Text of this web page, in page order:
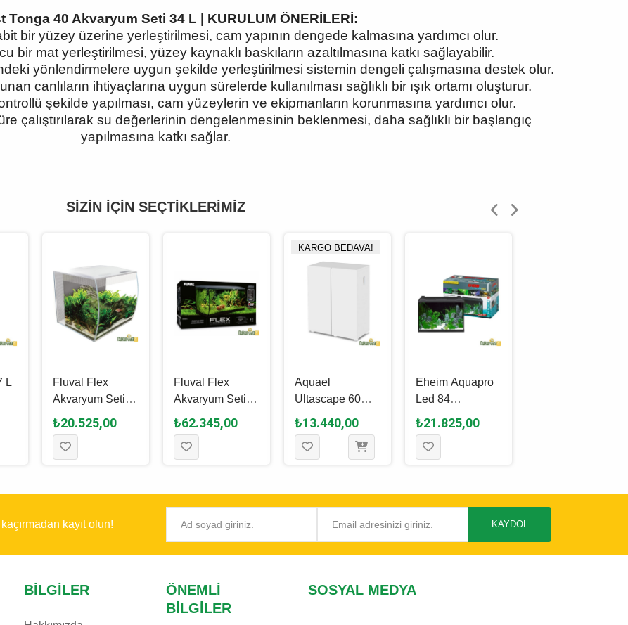
Tonga 40 Akvaryum Seti 34 L | KURULUM ÖNERİLERİ:
bir yüzey üzerine yerleştirilmesi, cam yapının dengede kalmasına yardımcı olur.
bir mat yerleştirilmesi, yüzey kaynaklı baskıların azaltılmasına katkı sağlayabilir.
yönlendirmelere uygun şekilde yerleştirilmesi sistemin dengeli çalışmasına destek olur.
canlıların ihtiyaçlarına uygun sürelerde kullanılması sağlıklı bir ışık ortamı oluşturur.
şekilde yapılması, cam yüzeylerin ve ekipmanların korunmasına yardımcı olur.
çalıştırılarak su değerlerinin dengelenmesinin beklenmesi, daha sağlıklı bir başlangıç
yapılmasına katkı sağlar.
SIZIN İÇIN SEÇTIKLERIMIZ
L
Fluval Flex
Akvaryum Seti
34 L - Beyaz
₺20.525,00
Fluval Flex
Akvaryum Seti
123 L - Si̇yah
₺62.345,00
KARGO BEDAVA!
Aquael
Ultascape 60
Snow Akvaryum
Mobilyası
₺13.440,00
Eheim Aquapro
Led 84
Akvaryum Seti
84 L
₺21.825,00
kayıt olun! KAYDOL
BILGILER
ÖNEMLI
BILGILER
SOSYAL MEDYA